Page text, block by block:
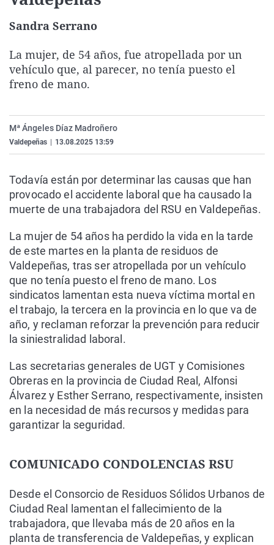
Como el perro y el
Equipo de
Operación Viuda
La Rioja
Navarra
Elecciones
Sandra Serrano
La mujer, de 54 años, fue atropellada por un
vehículo que, al parecer, no tenía puesto el
freno de mano.
Mª Ángeles Díaz Madroñero
Valdepeñas 13.08.2025 13:59
Todavía están por determinar las causas que han
provocado el accidente laboral que ha causado la
muerte de una trabajadora del RSU en Valdepeñas.
La mujer de 54 años ha perdido la vida en la tarde
de este martes en la planta de residuos de
Valdepeñas, tras ser atropellada por un vehículo
que no tenía puesto el freno de mano. Los
sindicatos lamentan esta nueva víctima mortal en
el trabajo, la tercera en la provincia en lo que va de
año, y reclaman reforzar la prevención para reducir
la siniestralidad laboral.
Las secretarias generales de UGT y Comisiones
Obreras en la provincia de Ciudad Real, Alfonsi
Álvarez y Esther Serrano, respectivamente, insisten
en la necesidad de más recursos y medidas para
garantizar la seguridad.
COMUNICADO CONDOLENCIAS RSU
Desde el Consorcio de Residuos Sólidos Urbanos de
Ciudad Real lamentan el fallecimiento de la
trabajadora, que llevaba más de 20 años en la
planta de transferencia de Valdepeñas, y explican